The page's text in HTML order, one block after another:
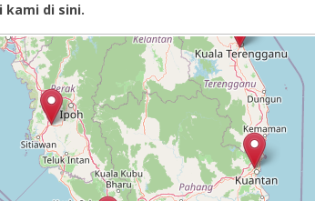
kami di sini.